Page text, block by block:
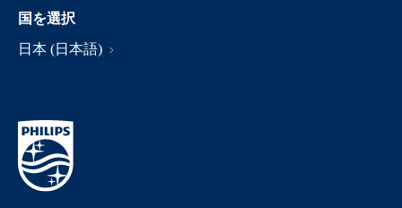
国を選択
日本 (日本語)